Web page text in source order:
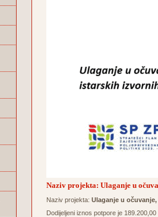
Naziv projekta: Ulaganje u
Naziv projekta: Ulaganje u
Dodijeljeni iznos potpore je 189.200,00